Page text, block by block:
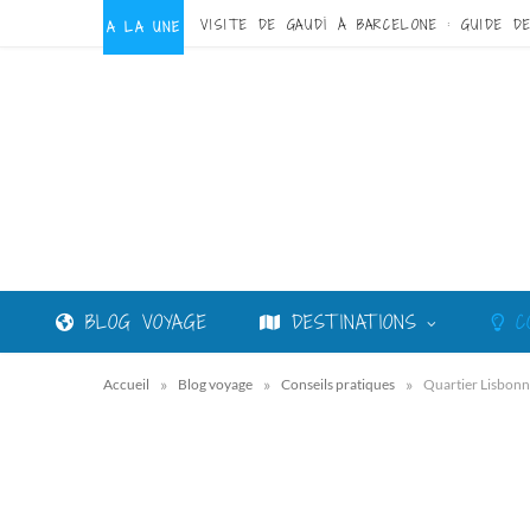
A LA UNE
BLOG VOYAGE DESTINATIONS
Accueil » Blog voyage » Conseils pratiques » Quartier